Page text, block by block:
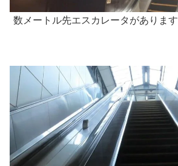
数メートル先エスカレータがあります